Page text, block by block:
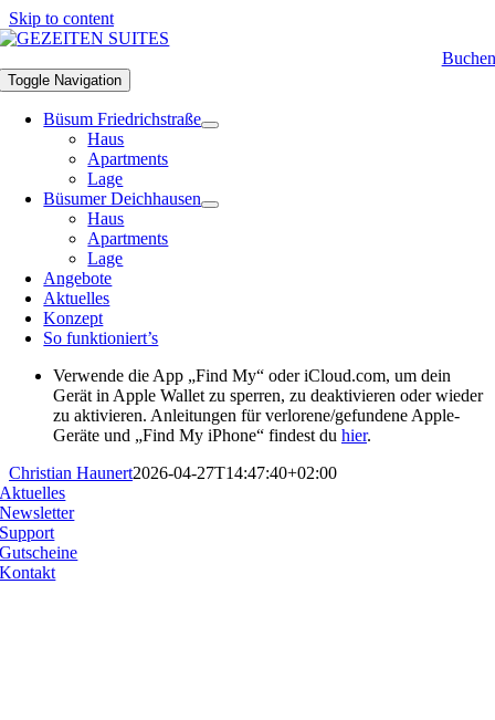
Skip to content
Buchen
Toggle Navigation
Büsum Friedrichstraße
Haus
Apartments
Lage
Büsumer Deichhausen
Haus
Apartments
Lage
Angebote
Aktuelles
Konzept
So funktioniert’s
Verwende die App „Find My“ oder iCloud.com, um dein
Gerät in Apple Wallet zu sperren, zu deaktivieren oder wieder
zu aktivieren. Anleitungen für verlorene/gefundene Apple-
Geräte und „Find My iPhone“ findest du hier.
Christian Haunert2026-04-27T14:47:40+02:00
Aktuelles
Newsletter
Support
Gutscheine
Kontakt